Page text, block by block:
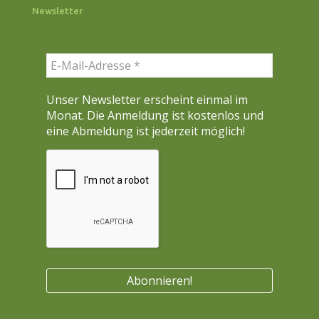
h
Newsletter
Unser Newsletter erscheint einmal im
Monat. Die Anmeldung ist kostenlos und
eine Abmeldung ist jederzeit möglich!